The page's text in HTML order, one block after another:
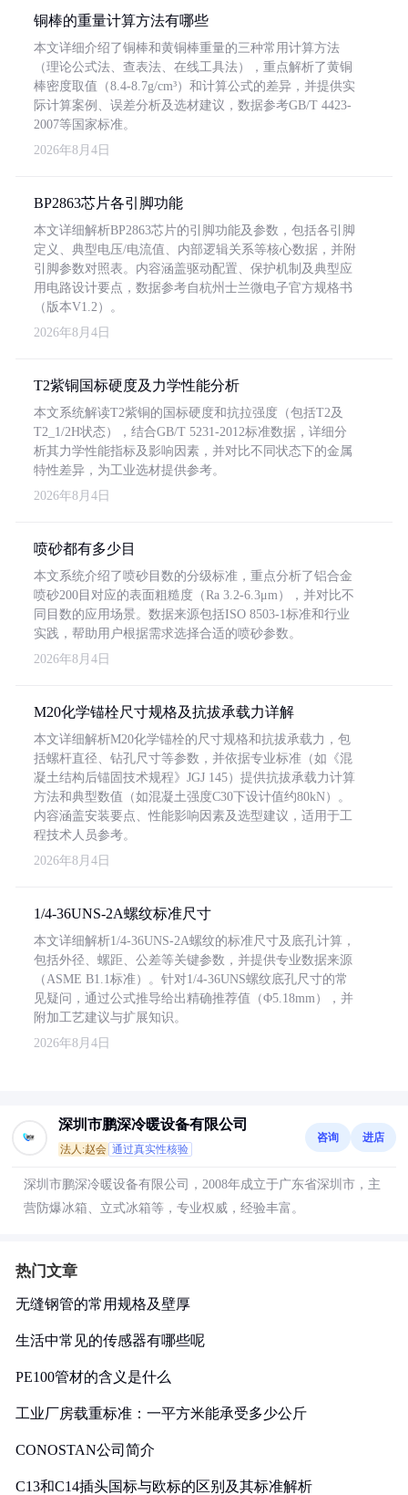
铜棒的重量计算方法有哪些
本文详细介绍了铜棒和黄铜棒重量的三种常用计算方法
（理论公式法、查表法、在线工具法），重点解析了黄铜
棒密度取值（8.4-8.7g/cm³）和计算公式的差异，并提供实
际计算案例、误差分析及选材建议，数据参考GB/T 4423-
2007等国家标准。
2026年8月4日
BP2863芯片各引脚功能
本文详细解析BP2863芯片的引脚功能及参数，包括各引脚
定义、典型电压/电流值、内部逻辑关系等核心数据，并附
引脚参数对照表。内容涵盖驱动配置、保护机制及典型应
用电路设计要点，数据参考自杭州士兰微电子官方规格书
（版本V1.2）。
2026年8月4日
T2紫铜国标硬度及力学性能分析
本文系统解读T2紫铜的国标硬度和抗拉强度（包括T2及
T2_1/2H状态），结合GB/T 5231-2012标准数据，详细分
析其力学性能指标及影响因素，并对比不同状态下的金属
特性差异，为工业选材提供参考。
2026年8月4日
喷砂都有多少目
本文系统介绍了喷砂目数的分级标准，重点分析了铝合金
喷砂200目对应的表面粗糙度（Ra 3.2-6.3μm），并对比不
同目数的应用场景。数据来源包括ISO 8503-1标准和行业
实践，帮助用户根据需求选择合适的喷砂参数。
2026年8月4日
M20化学锚栓尺寸规格及抗拔承载力详解
本文详细解析M20化学锚栓的尺寸规格和抗拔承载力，包
括螺杆直径、钻孔尺寸等参数，并依据专业标准（如《混
凝土结构后锚固技术规程》JGJ 145）提供抗拔承载力计算
方法和典型数值（如混凝土强度C30下设计值约80kN）。
内容涵盖安装要点、性能影响因素及选型建议，适用于工
程技术人员参考。
2026年8月4日
1/4-36UNS-2A螺纹标准尺寸
本文详细解析1/4-36UNS-2A螺纹的标准尺寸及底孔计算，
包括外径、螺距、公差等关键参数，并提供专业数据来源
（ASME B1.1标准）。针对1/4-36UNS螺纹底孔尺寸的常
见疑问，通过公式推导给出精确推荐值（Φ5.18mm），并
附加工艺建议与扩展知识。
2026年8月4日
深圳市鹏深冷暖设备有限公司
法人:赵会 通过真实性核验
咨询 进店
深圳市鹏深冷暖设备有限公司，2008年成立于广东省深圳市，主
营防爆冰箱、立式冰箱等，专业权威，经验丰富。
热门文章
无缝钢管的常用规格及壁厚
生活中常见的传感器有哪些呢
PE100管材的含义是什么
工业厂房载重标准：一平方米能承受多少公斤
CONOSTAN公司简介
C13和C14插头国标与欧标的区别及其标准解析